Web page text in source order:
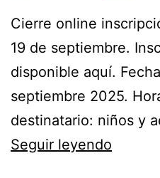
Cierre online
19 de septiembre.
disponible aquí.
septiembre 2025.
destinatario: niños y
Seguir leyendo